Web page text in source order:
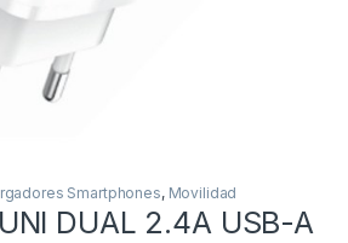
Smartphones, Movilidad
DUAL 2.4A USB-A